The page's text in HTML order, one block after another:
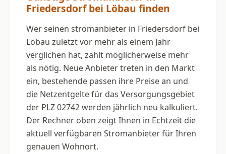
Friedersdorf bei Löbau finden
Wer seinen stromanbieter in Friedersdorf bei
Löbau zuletzt vor mehr als einem Jahr
verglichen hat, zahlt möglicherweise mehr
als nötig. Neue Anbieter treten in den Markt
ein, bestehende passen ihre Preise an und
die Netzentgelte für das Versorgungsgebiet
der PLZ 02742 werden jährlich neu kalkuliert.
Der Rechner oben zeigt Ihnen in Echtzeit die
aktuell verfügbaren Stromanbieter für Ihren
genauen Wohnort.